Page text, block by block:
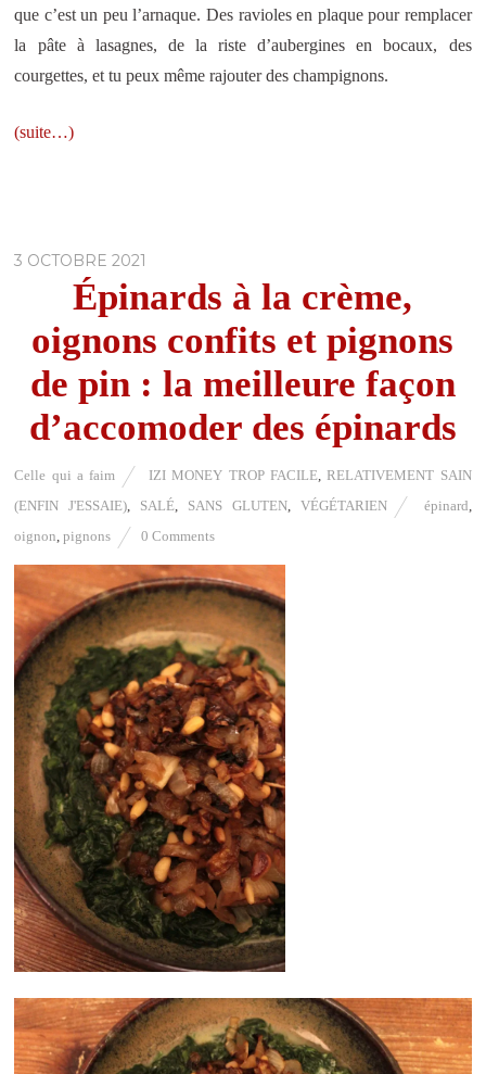
que c’est un peu l’arnaque. Des ravioles en plaque pour remplacer
la pâte à lasagnes, de la riste d’aubergines en bocaux, des
courgettes, et tu peux même rajouter des champignons.
(suite…)
3 OCTOBRE 2021
Épinards à la crème,
oignons confits et pignons
de pin : la meilleure façon
d’accomoder des épinards
Celle qui a faim IZI MONEY TROP FACILE,RELATIVEMENT SAIN
(ENFIN J'ESSAIE)
SALÉ SANS GLUTEN, VÉGÉTARIEN épinard
oignon ,pignons 0 Comments